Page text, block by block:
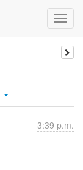
3:39 p.m.